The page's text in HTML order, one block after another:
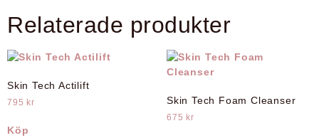
Relaterade produkter
Skin Tech Actilift
795 kr
Köp
Skin Tech Foam Cleanser
675 kr